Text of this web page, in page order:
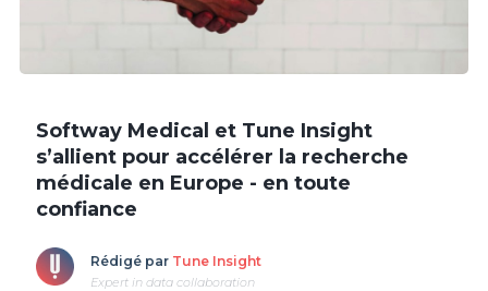
Softway Medical et Tune Insight
s’allient pour accélérer la recherche
médicale en Europe - en toute
confiance
Rédigé par Tune Insight
Expert in data collaboration